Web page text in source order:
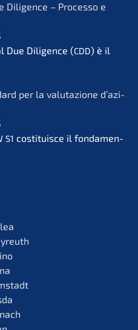
Diligence – Proces­so e
Due Diligence (CDD) è il
per la valuta­zio­ne d’azi­
S1 costi­tuis­ce il fonda­men­